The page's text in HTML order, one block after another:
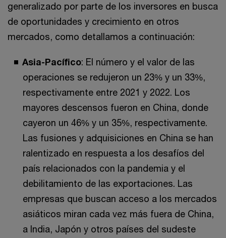
generalizado por parte de los inversores en busca
de oportunidades y crecimiento en otros
mercados, como detallamos a continuación:
Asia-Pacífico: El número y el valor de las
operaciones se redujeron un 23% y un 33%,
respectivamente entre 2021 y 2022. Los
mayores descensos fueron en China, donde
cayeron un 46% y un 35%, respectivamente.
Las fusiones y adquisiciones en China se han
ralentizado en respuesta a los desafíos del
país relacionados con la pandemia y el
debilitamiento de las exportaciones. Las
empresas que buscan acceso a los mercados
asiáticos miran cada vez más fuera de China,
a India, Japón y otros países del sudeste